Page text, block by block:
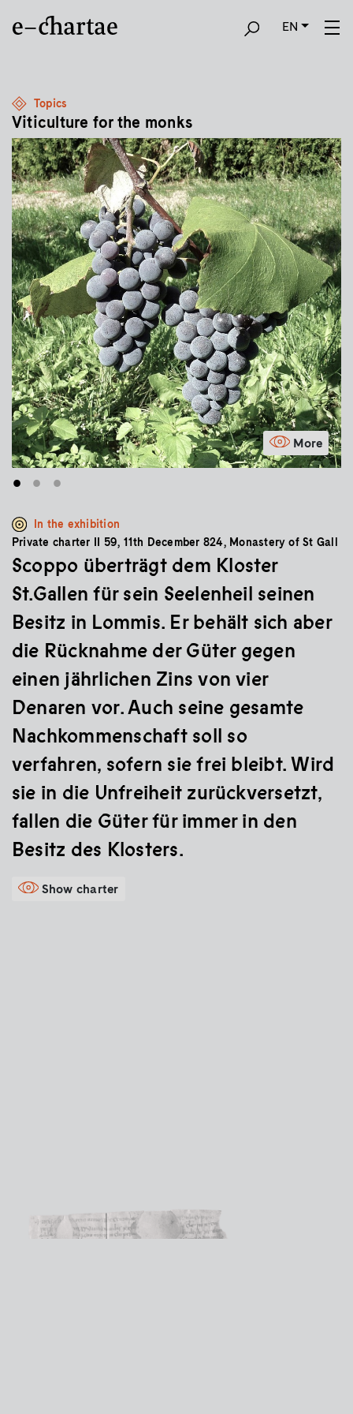
EN
Topics
Viticulture for the monks
More
• • •
In the exhibition
Private charter II 59, 11th December 824, Monastery of St Gall
Scoppo überträgt dem Kloster
St.Gallen für sein Seelenheil seinen
Besitz in Lommis. Er behält sich aber
die Rücknahme der Güter gegen
einen jährlichen Zins von vier
Denaren vor. Auch seine gesamte
Nachkommenschaft soll so
verfahren, sofern sie frei bleibt. Wird
sie in die Unfreiheit zurückversetzt,
fallen die Güter für immer in den
Besitz des Klosters.
Show charter